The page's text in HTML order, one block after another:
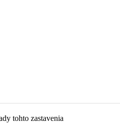
tohto zastavenia